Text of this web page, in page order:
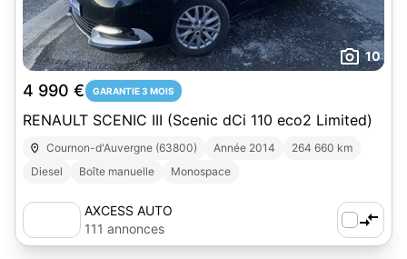
10
4 990 € GARANTIE 3 MOIS
RENAULT SCENIC III (Scenic dCi 110 eco2 Limited)
Cournon-d'Auvergne (63800) Année 2014
264 660 km
Diesel
Boîte manuelle Monospace
AXCESS AUTO
111 annonces